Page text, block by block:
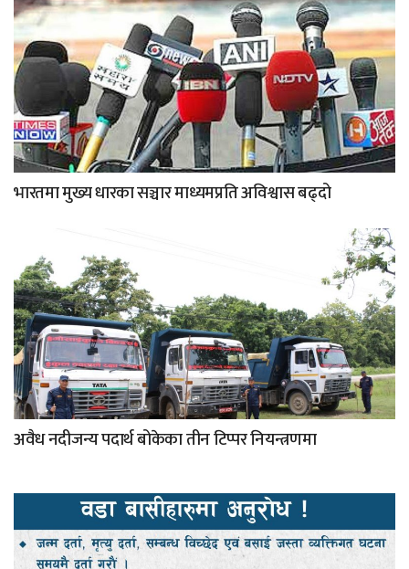
भारतमा मुख्य धारका सञ्चार माध्यमप्रति अविश्वास बढ्दो
अवैध नदीजन्य पदार्थ बोकेका तीन टिप्पर नियन्त्रणमा